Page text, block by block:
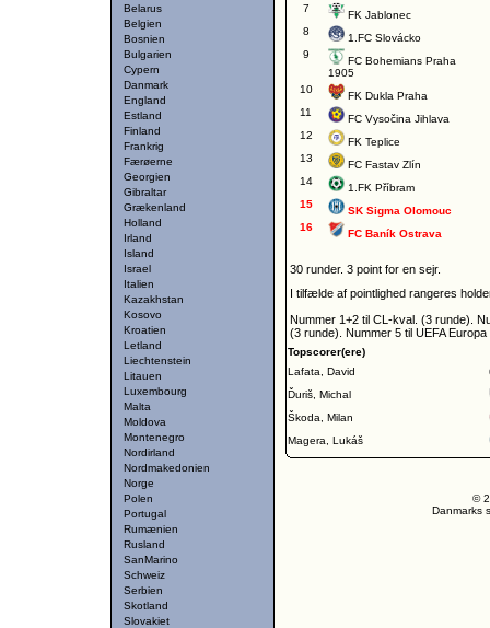
Belarus
Belgien
Bosnien
Bulgarien
Cypern
Danmark
England
Estland
Finland
Frankrig
Færøerne
Georgien
Gibraltar
Grækenland
Holland
Irland
Island
Israel
Italien
Kazakhstan
Kosovo
Kroatien
Letland
Liechtenstein
Litauen
Luxembourg
Malta
Moldova
Montenegro
Nordirland
Nordmakedonien
Norge
Polen
Portugal
Rumænien
Rusland
SanMarino
Schweiz
Serbien
Skotland
Slovakiet
7
FK Jablonec
8
1.FC Slovácko
9
FC Bohemians Praha
1905
10
FK Dukla Praha
11
FC Vysočina Jihlava
12
FK Teplice
13
FC Fastav Zlín
14
1.FK Příbram
15
SK Sigma Olomouc
16
FC Baník Ostrava
30 runder. 3 point for en sejr.
I tilfælde af pointlighed rangeres
Nummer 1+2 til CL-kval. (3 runde).
(3 runde). Nummer 5 til UEFA
Topscorer(ere)
Lafata, David
Ďuriš, Michal
Škoda, Milan
Magera, Lukáš
©
Danmarks